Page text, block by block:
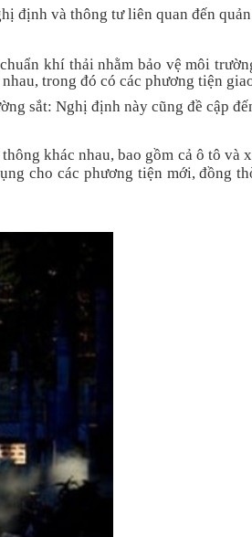
định và thông tư liên quan đến
khí thải nhằm bảo vệ môi
trong đó có các phương tiện
sắt: Nghị định này cũng đề cập
khác nhau, bao gồm cả ô tô và
cho các phương tiện mới, đồng